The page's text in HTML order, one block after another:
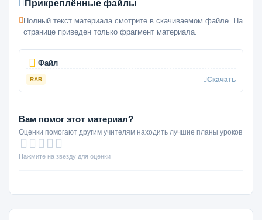
Прикреплённые файлы
Полный текст материала смотрите в скачиваемом файле. На
странице приведен только фрагмент материала.
Файл
RAR Скачать
Вам помог этот материал?
Оценки помогают другим учителям находить лучшие планы уроков
Нажмите на звезду для оценки